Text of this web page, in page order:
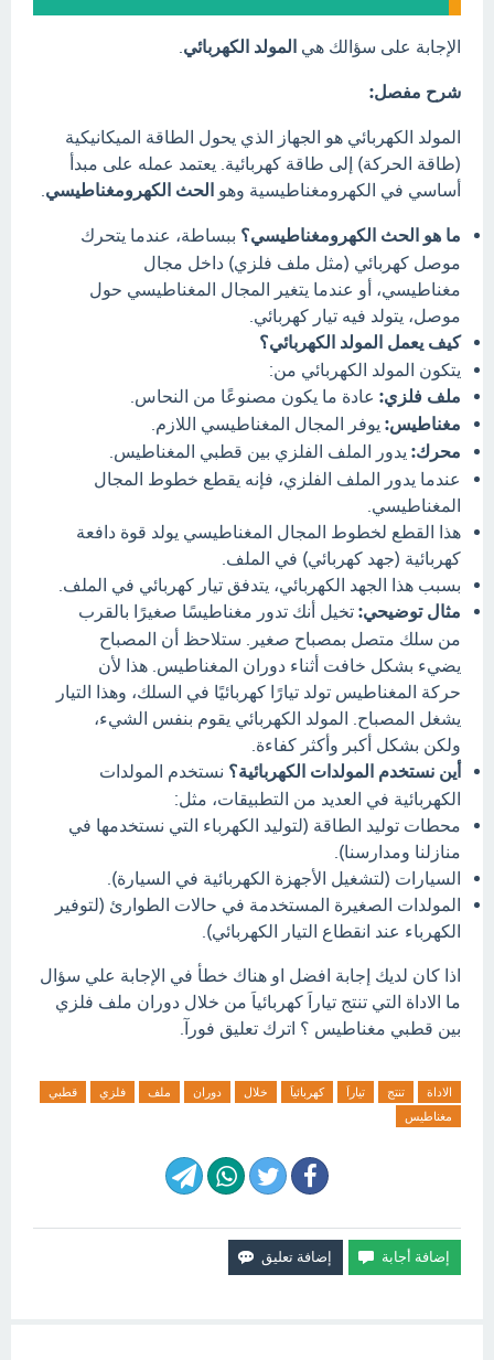
الإجابة على سؤالك هي المولد الكهربائي
شرح مفصل:
المولد الكهربائي هو الجهاز الذي يحول الطاقة الميكانيكية
(طاقة الحركة) إلى طاقة كهربائية. يعتمد عمله على مبدأ
أساسي في الكهرومغناطيسية وهو الحث الكهرومغناطيسي
ما هو الحث الكهرومغناطيسي؟ ببساطة، عندما يتحرك
موصل كهربائي (مثل ملف فلزي) داخل مجال
مغناطيسي، أو عندما يتغير المجال المغناطيسي حول
موصل، يتولد فيه تيار كهربائي.
كيف يعمل المولد الكهربائي؟
يتكون المولد الكهربائي من:
ملف فلزي: عادة ما يكون مصنوعًا من النحاس.
مغناطيس: يوفر المجال المغناطيسي اللازم.
محرك: يدور الملف الفلزي بين قطبي المغناطيس.
عندما يدور الملف الفلزي، فإنه يقطع خطوط المجال
المغناطيسي.
هذا القطع لخطوط المجال المغناطيسي يولد قوة دافعة
كهربائية (جهد كهربائي) في الملف.
بسبب هذا الجهد الكهربائي، يتدفق تيار كهربائي في الملف.
مثال توضيحي: تخيل أنك تدور مغناطيسًا صغيرًا بالقرب
من سلك متصل بمصباح صغير. ستلاحظ أن المصباح
يضيء بشكل خافت أثناء دوران المغناطيس. هذا لأن
حركة المغناطيس تولد تيارًا كهربائيًا في السلك، وهذا التيار
يشغل المصباح. المولد الكهربائي يقوم بنفس الشيء،
ولكن بشكل أكبر وأكثر كفاءة.
أين نستخدم المولدات الكهربائية؟ نستخدم المولدات
الكهربائية في العديد من التطبيقات، مثل:
محطات توليد الطاقة (لتوليد الكهرباء التي نستخدمها في
منازلنا ومدارسنا).
السيارات (لتشغيل الأجهزة الكهربائية في السيارة).
المولدات الصغيرة المستخدمة في حالات الطوارئ (لتوفير
الكهرباء عند انقطاع التيار الكهربائي).
اذا كان لديك إجابة افضل او هناك خطأ في الإجابة علي سؤال
ما الاداة التي تنتج تياراَ كهربائياَ من خلال دوران ملف فلزي
بين قطبي مغناطيس ؟ اترك تعليق فورآ.
الاداة تنتج تياراَ كهربائياَ خلال دوران ملف فلزي
قطبي
مغناطيس